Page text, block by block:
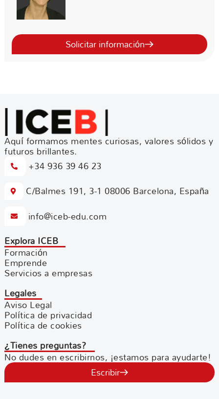
Solicitar información
Aquí formamos mentes curiosas, valores sólidos y
futuros brillantes.
+34 936 39 46 23
C/Balmes 191, 3-1 08006 Barcelona, España
info@iceb-edu.com
Explora ICEB
Formación
Emprende
Servicios a empresas
Legales
Aviso Legal
Política de privacidad
Política de cookies
¿Tienes preguntas?
No dudes en escribirnos, ¡estamos para ayudarte!
Escribir